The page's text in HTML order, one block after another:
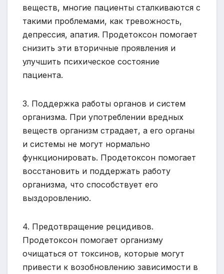
веществ, многие пациенты сталкиваются с
такими проблемами, как тревожность,
депрессия, апатия. Продетоксон помогает
снизить эти вторичные проявления и
улучшить психическое состояние
пациента.
3. Поддержка работы органов и систем
организма. При употреблении вредных
веществ организм страдает, а его органы
и системы не могут нормально
функционировать. Продетоксон помогает
восстановить и поддержать работу
организма, что способствует его
выздоровлению.
4. Предотвращение рецидивов.
Продетоксон помогает организму
очищаться от токсинов, которые могут
привести к возобновлению зависимости в